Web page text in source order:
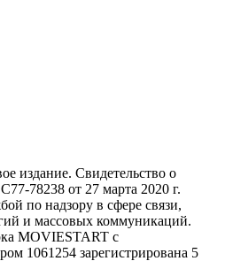
издание. Свидетельство о
78238 от 27 марта 2020 г.
по надзору в сфере связи,
и массовых коммуникаций.
MOVIESTART с
1061254 зарегистрирована 5